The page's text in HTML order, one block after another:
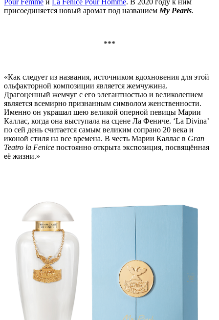
присоединяется новый аромат под названием My Pearls.
***
«Как следует из названия, источником вдохновения для этой
ольфакторной композиции является жемчужина.
Драгоценный жемчуг с его элегантностью и великолепием
является всемирно признанным символом женственности.
Именно он украшал шею великой оперной певицы Марии
Каллас, когда она выступала на сцене Ла Фениче. ‘La Divina’
по сей день считается самым великим сопрано 20 века и
иконой стиля на все времена. В честь Марии Каллас в Gran
Teatro la Fenice постоянно открыта экспозиция, посвящённая
её жизни.»